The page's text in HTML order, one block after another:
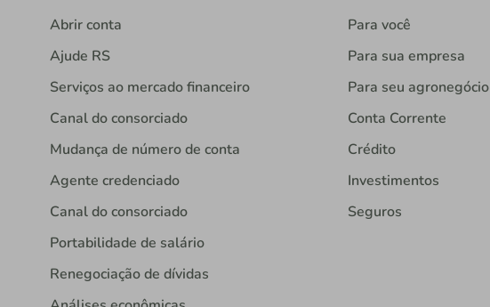
Abrir conta
Ajude RS
Serviços ao mercado financeiro
Canal do consorciado
Mudança de número de conta
Agente credenciado
Canal do consorciado
Portabilidade de salário
Renegociação de dívidas
Para você
Para sua empresa
Para seu agronegócio
Conta Corrente
Crédito
Investimentos
Seguros